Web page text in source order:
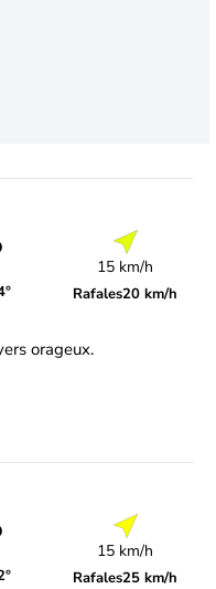
15 km/h
Rafales20 km/h
orageux.
15 km/h
Rafales25 km/h